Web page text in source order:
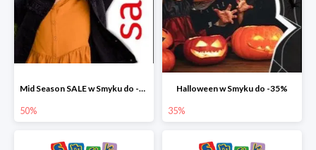
Mid Season SALE w Smyku do -50%
50%
Halloween w Smyku do -35%
35%